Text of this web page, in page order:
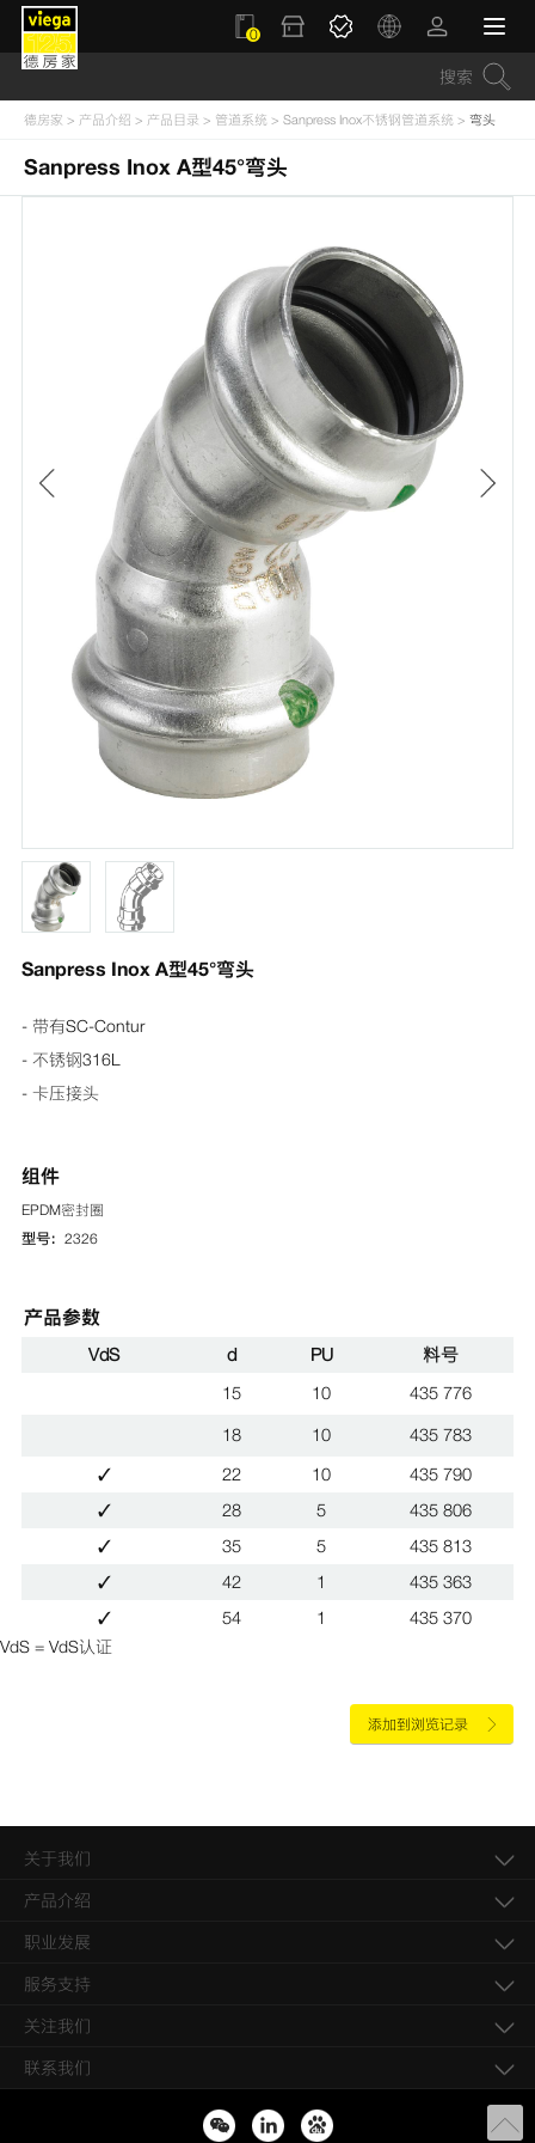
0
德房家 > 产品介绍 > 产品目录 > 管道系统 >Sanpress Inox不锈钢管道系统 >弯头
Sanpress Inox A型45°弯头
Sanpress Inox A型45°弯头
- 带有SC-Contur
- 不锈钢316L
- 卡压接头
组件
EPDM密封圈
型号： 2326
产品参数
VdS d PU
料号
15
10
435 776
18
10
435 783
✓
22 10
435 790
✓
28 5
435 806
✓
35 5
435 813
✓
42 1
435 363
✓
54 1
435 370
VdS = VdS认证
添加到浏览记录
关于我们
产品介绍
职业发展
服务支持
关注我们
联系我们